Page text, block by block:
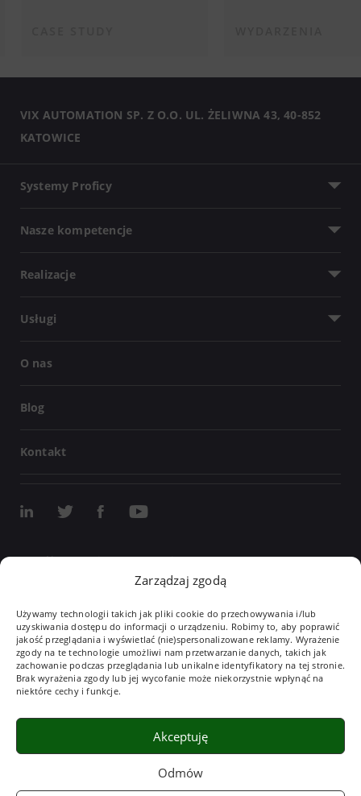
Zarządzaj zgodą
Używamy technologii takich jak pliki cookie do przechowywania i/lub
uzyskiwania dostępu do informacji o urządzeniu. Robimy to, aby poprawić
jakość przeglądania i wyświetlać (nie)spersonalizowane reklamy. Wyrażenie
zgody na te technologie umożliwi nam przetwarzanie danych, takich jak
zachowanie podczas przeglądania lub unikalne identyfikatory na tej stronie.
Brak wyrażenia zgody lub jej wycofanie może niekorzystnie wpłynąć na
niektóre cechy i funkcje.
Akceptuję
Odmów
VIX AUTOMATION SP. Z O.O. UL. ŻELIWNA 43, 40-852
KATOWICE
Systemy Proficy
Nasze kompetencje
Realizacje
Usługi
O nas
Blog
Kontakt
Współpraca z integratorami
Dla studenta
Kariera
Potrzebujesz pomocy technicznej?
dt@vix.com.pl 32 782 71 98
Polityka prywatności